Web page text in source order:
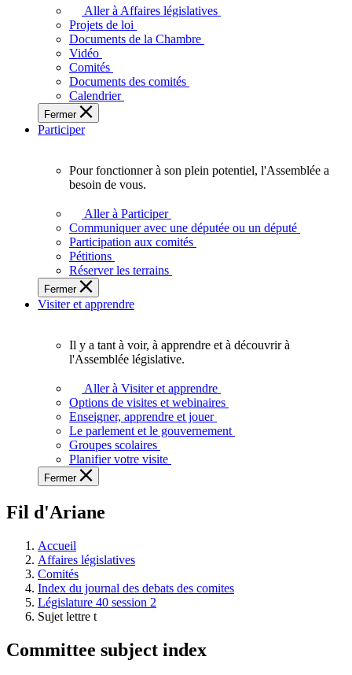
adopte
touchent
des
Ontariennes
et
Aller à Affaires législatives
Projets de loi
Documents de la Chambre
Vidéo
Comités
Documents des comités
Calendrier
Fermer
Participer
plein
potentiel,
l'Assemblée
a
besoin
de
Pour fonctionner à son plein potentiel, l'Assemblée a
besoin de vous.
Aller à Participer
Communiquer avec une députée ou un député
Participation aux comités
Pétitions
Réserver les terrains
Fermer
Visiter et apprendre
voir,
apprendre
et
à
à
législative.
Il y a tant à voir, à apprendre et à découvrir à
l'Assemblée législative.
Aller à Visiter et apprendre
Options de visites et webinaires
Enseigner, apprendre et jouer
Le parlement et le gouvernement
Groupes scolaires
Planifier votre visite
Fermer
Fil d'Ariane
Accueil
Affaires législatives
Comités
Index du journal des debats des comites
Législature 40 session 2
Sujet lettre t
Committee subject index